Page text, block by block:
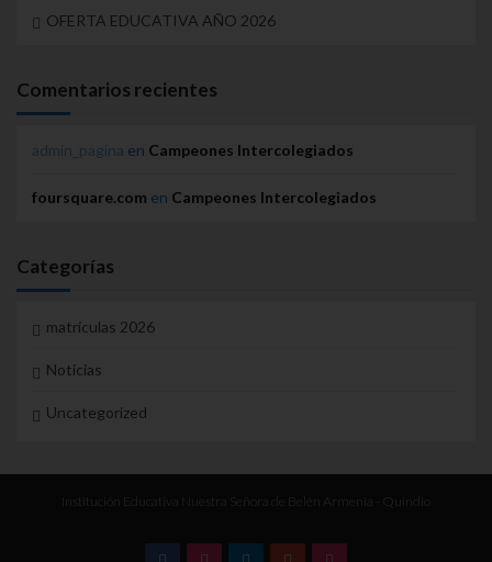
OFERTA EDUCATIVA AÑO 2026
Comentarios recientes
admin_pagina en Campeones Intercolegiados
foursquare.com en Campeones Intercolegiados
Categorías
matrículas 2026
Noticias
Uncategorized
Institución Educativa Nuestra Señora de Belén Armenia - Quindío